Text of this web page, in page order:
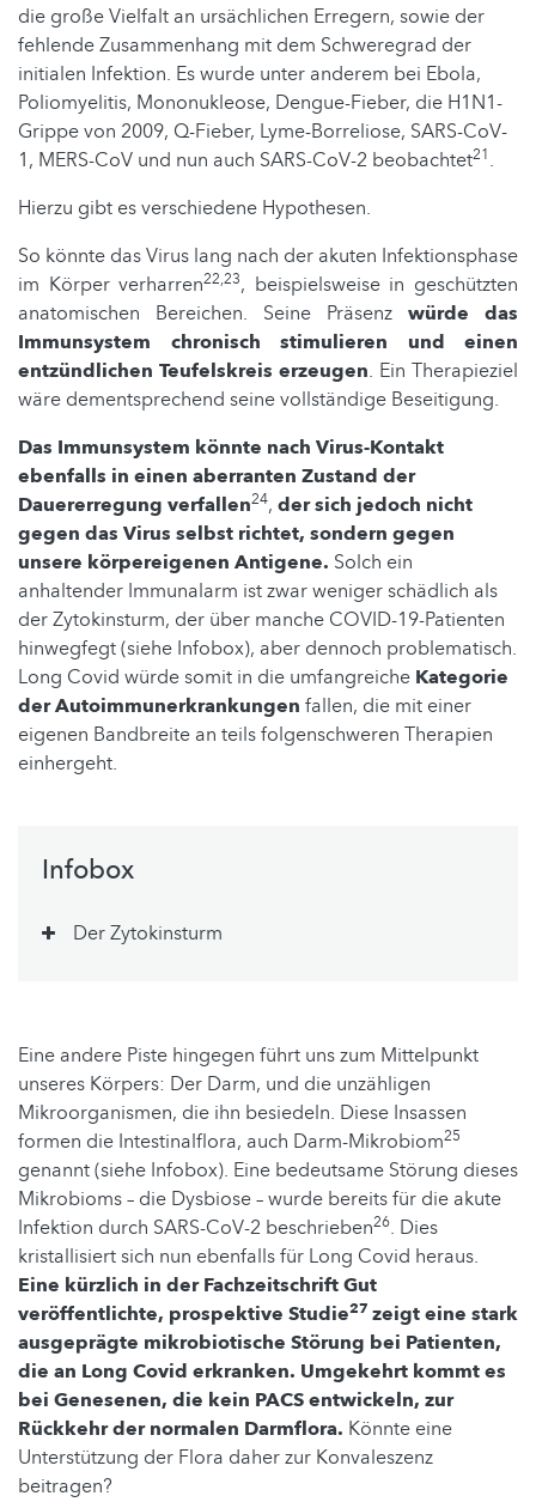
die große Vielfalt an ursächlichen Erregern, sowie der
fehlende Zusammenhang mit dem Schweregrad der
initialen Infektion. Es wurde unter anderem bei Ebola,
Poliomyelitis, Mononukleose, Dengue-Fieber, die H1N1-
Grippe von 2009, Q-Fieber, Lyme-Borreliose, SARS-CoV-
1, MERS-CoV und nun auch SARS-CoV-2 beobachtet21.
Hierzu gibt es verschiedene Hypothesen.
So könnte das Virus lang nach der akuten Infektionsphase
im Körper verharren22,23, beispielsweise in geschützten
anatomischen Bereichen. Seine Präsenz würde das
Immunsystem chronisch stimulieren und einen
entzündlichen Teufelskreis erzeugen. Ein Therapieziel
wäre dementsprechend seine vollständige Beseitigung.
Das Immunsystem könnte nach Virus-Kontakt
ebenfalls in einen aberranten Zustand der
Dauererregung verfallen24, der sich jedoch nicht
gegen das Virus selbst richtet, sondern gegen
unsere körpereigenen Antigene. Solch ein
anhaltender Immunalarm ist zwar weniger schädlich als
der Zytokinsturm, der über manche COVID-19-Patienten
hinwegfegt (siehe Infobox), aber dennoch problematisch.
Long Covid würde somit in die umfangreiche Kategorie
der Autoimmunerkrankungen fallen, die mit einer
eigenen Bandbreite an teils folgenschweren Therapien
einhergeht.
Infobox
Der Zytokinsturm
Eine andere Piste hingegen führt uns zum Mittelpunkt
unseres Körpers: Der Darm, und die unzähligen
Mikroorganismen, die ihn besiedeln. Diese Insassen
formen die Intestinalflora, auch Darm-Mikrobiom25
genannt (siehe Infobox). Eine bedeutsame Störung dieses
Mikrobioms – die Dysbiose – wurde bereits für die akute
Infektion durch SARS-CoV-2 beschrieben26. Dies
kristallisiert sich nun ebenfalls für Long Covid heraus.
Eine kürzlich in der Fachzeitschrift Gut
veröffentlichte, prospektive Studie27 zeigt eine stark
ausgeprägte mikrobiotische Störung bei Patienten,
die an Long Covid erkranken. Umgekehrt kommt es
bei Genesenen, die kein PACS entwickeln, zur
Rückkehr der normalen Darmflora. Könnte eine
Unterstützung der Flora daher zur Konvaleszenz
beitragen?